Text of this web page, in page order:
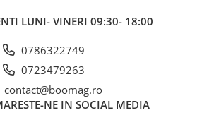
LUNI- VINERI 09:30- 18:00
0786322749
0723479263
contact@boomag.ro
NE IN SOCIAL MEDIA